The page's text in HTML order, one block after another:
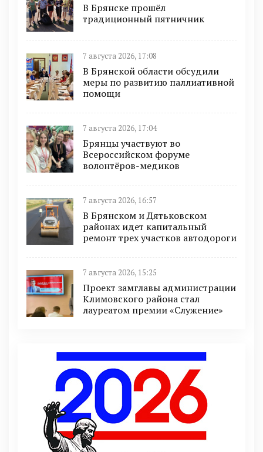
В Брянске прошёл
традиционный пятничник
7 августа 2026, 17:08
В Брянской области обсудили
меры по развитию паллиативной
помощи
7 августа 2026, 17:04
Брянцы участвуют во
Всероссийском форуме
волонтёров-медиков
7 августа 2026, 16:57
В Брянском и Дятьковском
районах идет капитальный
ремонт трех участков автодороги
7 августа 2026, 15:25
Проект замглавы администрации
Климовского района стал
лауреатом премии «Служение»